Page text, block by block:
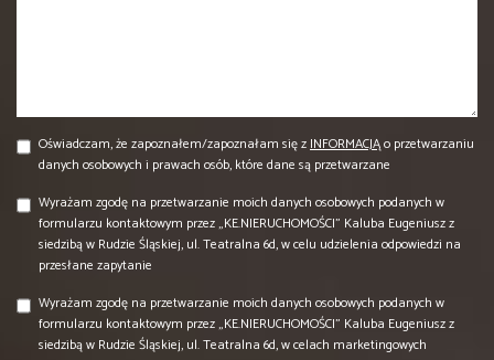
Oświadczam, że zapoznałem/zapoznałam się zINFORMACJĄo przetwarzaniu
danych osobowych i prawach osób, które dane są przetwarzane
Wyrażam zgodę na przetwarzanie moich danych osobowych podanych w
formularzu kontaktowym przez „KE.NIERUCHOMOŚCI” Kaluba Eugeniusz z
siedzibą w Rudzie Śląskiej, ul. Teatralna 6d, w celu udzielenia odpowiedzi na
przesłane zapytanie
Wyrażam zgodę na przetwarzanie moich danych osobowych podanych w
formularzu kontaktowym przez „KE.NIERUCHOMOŚCI” Kaluba Eugeniusz z
siedzibą w Rudzie Śląskiej, ul. Teatralna 6d, w celach marketingowych